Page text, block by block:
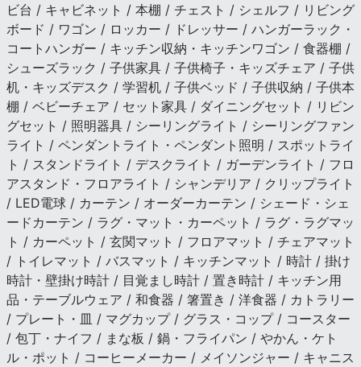
ビ台 / キャビネット / 本棚 / チェスト / シェルフ / リビング
ボード / ワゴン / ロッカー / ドレッサー / ハンガーラック・
コートハンガー / キッチン収納・キッチンワゴン / 食器棚 /
シューズラック / 子供家具 / 子供椅子・キッズチェア / 子供
机・キッズデスク / 学習机 / 子供ベッド / 子供収納 / 子供本
棚 / ベビーチェア / セット家具 / ダイニングセット / リビン
グセット / 照明器具 / シーリングライト / シーリングファン
ライト / ペンダントライト・ペンダント照明 / スポットライ
ト / スタンドライト / デスクライト / ガーデンライト / フロ
アスタンド・フロアライト / シャンデリア / クリップライト
/ LED電球 / カーテン / オーダーカーテン / シェード・シェ
ードカーテン / ラグ・マット・カーペット / ラグ・ラグマッ
ト / カーペット / 玄関マット / フロアマット / チェアマット
/ トイレマット / バスマット / キッチンマット / 時計 / 掛け
時計・壁掛け時計 / 目覚まし時計 / 置き時計 / キッチン用
品・テーブルウェア / 和食器 / 箸置き / 洋食器 / カトラリー
/ プレート・皿 / マグカップ / グラス・コップ / コースター
/ 包丁・ナイフ / まな板 / 鍋・フライパン / やかん・ケト
ル・ポット / コーヒーメーカー / メイソンジャー / キャニス